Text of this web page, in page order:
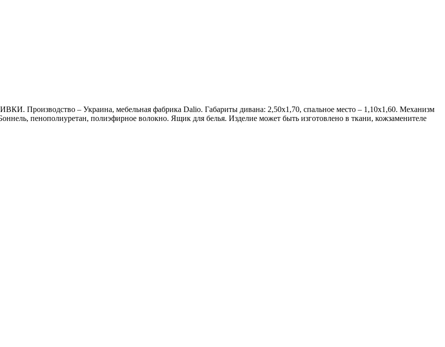
– Украина, мебельная фабрика Dalio. Габариты дивана: 2,50х1,70, спальное место – 1,10х1,60. Механизм
пенополиуретан, полиэфирное волокно. Ящик для белья. Изделие может быть изготовлено в ткани, кожзаменителе